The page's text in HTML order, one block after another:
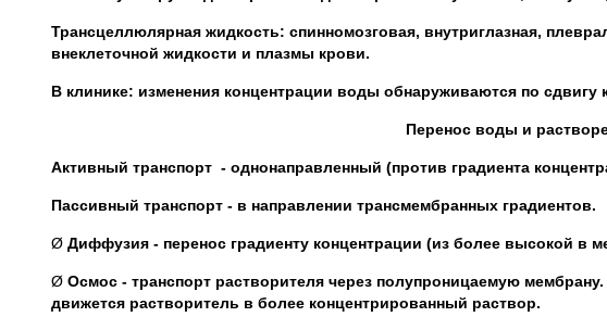
Трансцеллюлярная жидкость: спинномозговая, внутриглазная,
внеклеточной жидкости и плазмы крови.
В клинике: изменения концентрации воды обнаруживаются по
Перенос воды и
Активный транспорт - однонаправленный (против градиента
Пассивный транспорт - в направлении трансмембранных градиентов.
Ø Диффузия - перенос градиенту концентрации (из более высокой в
Ø Осмос - транспорт растворителя через полупроницаемую
движется растворитель в более концентрированный раствор.